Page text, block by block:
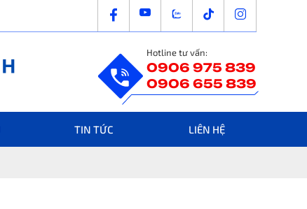
Hotline tư vấn:
0906 975 839
0906 655 839
TIN TỨC LIÊN HỆ